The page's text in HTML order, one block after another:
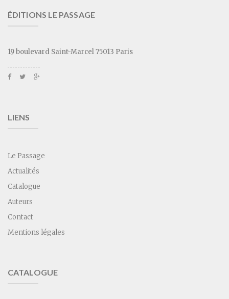
ÉDITIONS LE PASSAGE
19 boulevard Saint-Marcel 75013 Paris
LIENS
Le Passage
Actualités
Catalogue
Auteurs
Contact
Mentions légales
CATALOGUE